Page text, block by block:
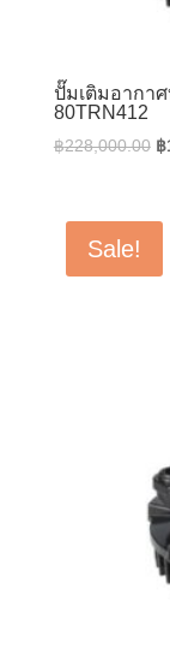
ปั๊มเติมอากา
80TRN412
฿228,000.00
฿
฿
Sale!